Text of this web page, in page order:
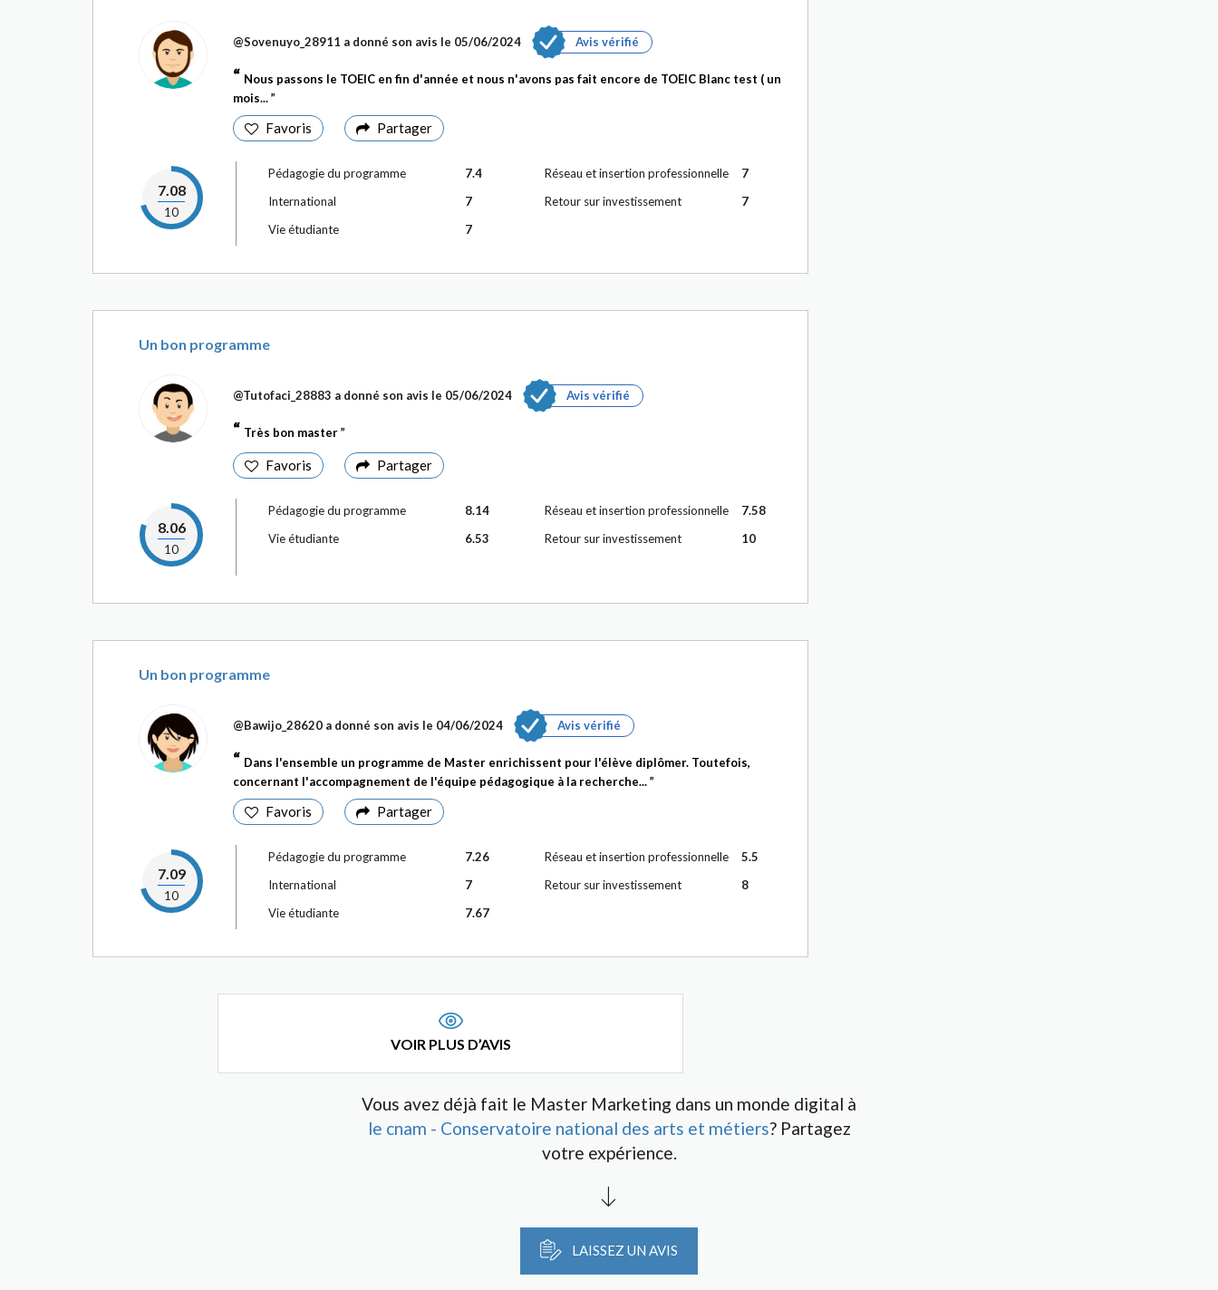
@Sovenuyo_28911 a donné son avis le 05/06/2024 Avis vérifié
Nous passons le TOEIC en fin d'année et nous n'avons pas fait encore de TOEIC Blanc test ( un
mois...
Favoris Partager
7.08
10
Pédagogie du programme
7.4
International
7
Vie étudiante
7
Réseau et insertion professionnelle
7
Retour sur investissement
7
Un bon programme
@Tutofaci_28883 a donné son avis le 05/06/2024 Avis vérifié
Très bon master
Favoris Partager
8.06
10
Pédagogie du programme
8.14
Vie étudiante
6.53
Réseau et insertion professionnelle
7.58
Retour sur investissement
10
Un bon programme
@Bawijo_28620 a donné son avis le 04/06/2024 Avis vérifié
Dans l'ensemble un programme de Master enrichissent pour l'élève diplômer. Toutefois,
concernant l'accompagnement de l'équipe pédagogique à la recherche...
Favoris Partager
7.09
10
Pédagogie du programme
7.26
International
7
Vie étudiante
7.67
Réseau et insertion professionnelle
5.5
Retour sur investissement
8
VOIR PLUS D’AVIS
Vous avez déjà fait le Master Marketing dans un monde digital à
le cnam - Conservatoire national des arts et métiers? Partagez
votre expérience.
LAISSEZ UN AVIS